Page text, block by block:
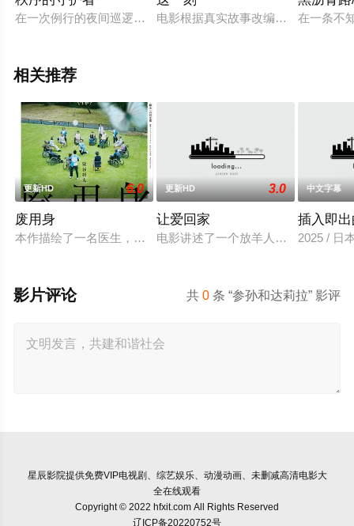
在一次例行的夜间巡逻，警察朱莉和西蒙不慎伤了一个副局长
电影根据真实故事改编，是一部用社
在一条不
相关推荐
更新HD 6.0
废用身
本作描绘了一名医生，因一种围绕“废用身”——因瘫痪等原因
更新HD 3.0
让爱回家
电影讲述了一个放羊人吴鑫，为两只
中文字幕
插入即
2025 / 日
共0 条 “参孙和达莉拉” 影评
影片评论
星辰影院提供免费VIP电视剧、综艺娱乐、动漫动画、未删减高清电影大
全在线观看
Copyright © 2022 hfxit.com All Rights Reserved
辽ICP备20220752号